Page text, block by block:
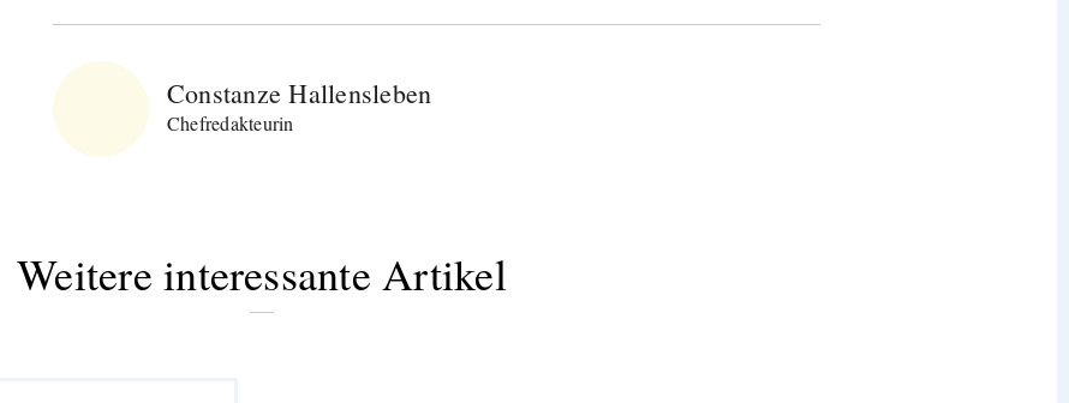
Constanze Hallensleben
Chefredakteurin
Weitere interessante Artikel